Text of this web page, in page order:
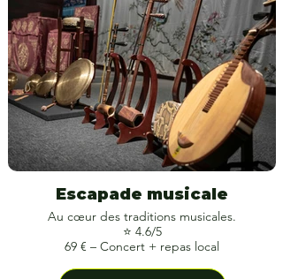
Escapade musicale
Au cœur des traditions musicales.
⭐ 4.6/5
69 € – Concert + repas local